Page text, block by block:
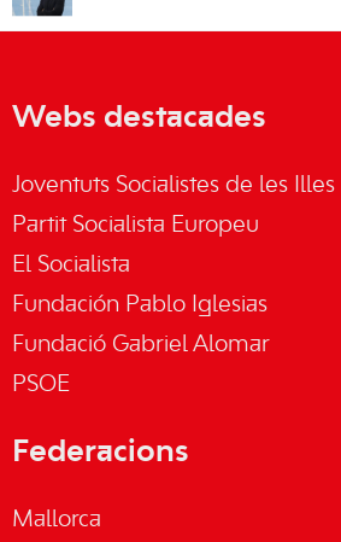
Webs destacades
Joventuts Socialistes de les Illes
Partit Socialista Europeu
El Socialista
Fundación Pablo Iglesias
Fundació Gabriel Alomar
PSOE
Federacions
Mallorca